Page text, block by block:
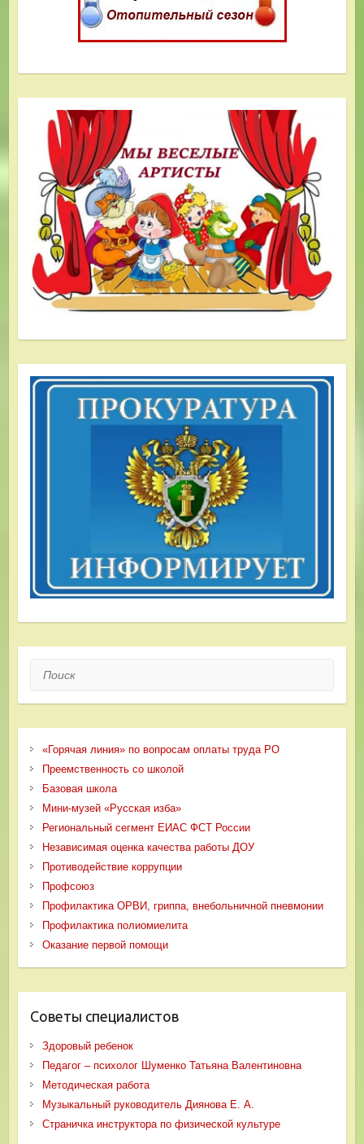
Поиск
«Горячая линия» по вопросам оплаты труда РО
Преемственность со школой
Базовая школа
Мини-музей «Русская изба»
Региональный сегмент ЕИАС ФСТ России
Независимая оценка качества работы ДОУ
Противодействие коррупции
Профсоюз
Профилактика ОРВИ, гриппа, внебольничной пневмонии
Профилактика полиомиелита
Оказание первой помощи
Советы специалистов
Здоровый ребенок
Педагог – психолог Шуменко Татьяна Валентиновна
Методическая работа
Музыкальный руководитель Диянова Е. А.
Страничка инструктора по физической культуре